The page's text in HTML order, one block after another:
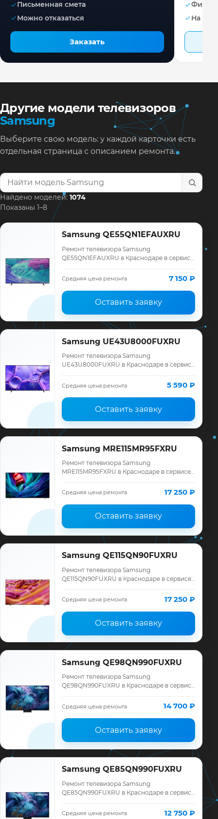
Письменная смета
Можно отказаться
Заказать
На
Другие модели телевизоров
Samsung
Выберите свою модель: у каждой карточки есть
отдельная страница с описанием ремонта.
Найти модель телевизора
Найдено моделей: 1074
Показаны 1–8
Samsung QE55QN1EFAUXRU
Ремонт телевизора Samsung
QE55QN1EFAUXRU в Краснодаре в сервисе
Samsung, смета до ремонта, запчасти и
Средняя цена ремонта 7 150 ₽
Оставить заявку
Samsung UE43U8000FUXRU
Ремонт телевизора Samsung
UE43U8000FUXRU в Краснодаре в сервисе
Samsung, смета до ремонта, запчасти и
гарантия до 12 меся…
Средняя цена ремонта 5 590 ₽
Оставить заявку
Samsung MRE115MR95FXRU
Ремонт телевизора Samsung
MRE115MR95FXRU в Краснодаре в сервисе
Samsung, смета до ремонта, запчасти и
Средняя цена ремонта 17 250 ₽
Оставить заявку
Samsung QE115QN90FUXRU
Ремонт телевизора Samsung
QE115QN90FUXRU в Краснодаре в сервисе
Samsung, смета до ремонта, запчасти и
гарантия до 12 меся…
Средняя цена ремонта 17 250 ₽
Оставить заявку
Samsung QE98QN990FUXRU
Ремонт телевизора Samsung
QE98QN990FUXRU в Краснодаре в сервисе
Samsung, смета до ремонта, запчасти и
гарантия до 12 меся…
Средняя цена ремонта 14 700 ₽
Оставить заявку
Samsung QE85QN990FUXRU
Ремонт телевизора Samsung
QE85QN990FUXRU в Краснодаре в сервисе
Samsung, смета до ремонта, запчасти и
Средняя цена ремонта 12 750 ₽